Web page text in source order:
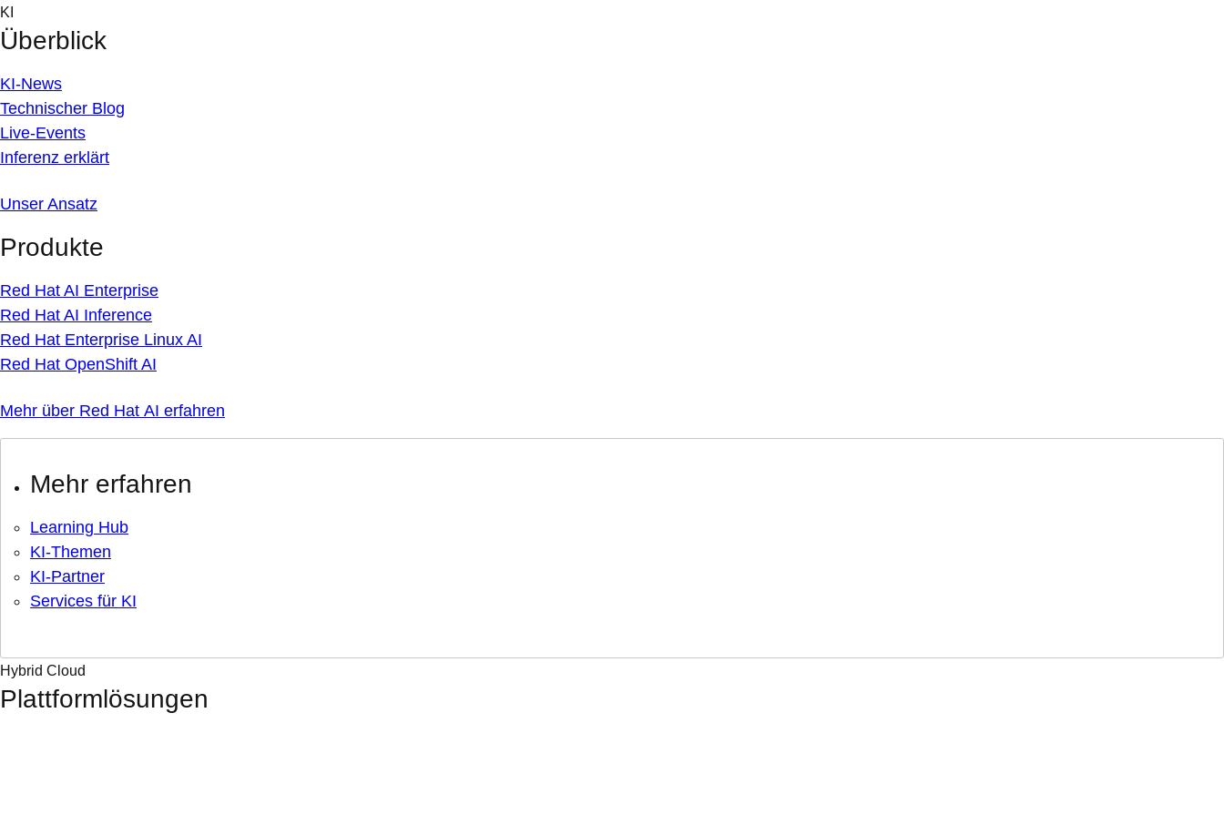
Skip
to
content
KI
Überblick
KI-News
Technischer Blog
Live-Events
Inferenz erklärt
Unser Ansatz
Produkte
Red Hat AI Enterprise
Red Hat AI Inference
Red Hat Enterprise Linux AI
Red Hat OpenShift AI
Mehr über Red Hat AI erfahren
Mehr erfahren
Learning Hub
KI-Themen
KI-Partner
Services für KI
Hybrid Cloud
Plattformlösungen